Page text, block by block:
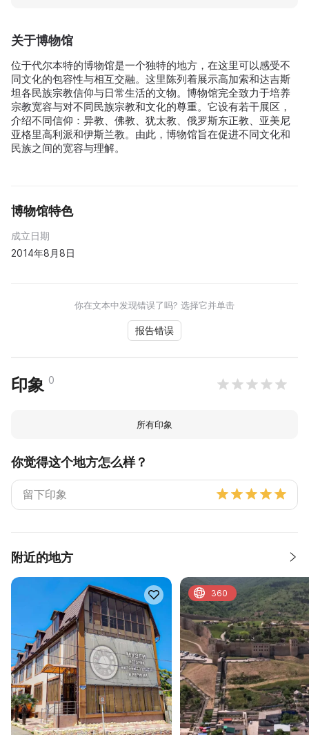
关于博物馆
位于代尔本特的博物馆是一个独特的地方，在这里可以感受不
同文化的包容性与相互交融。这里陈列着展示高加索和达吉斯
坦各民族宗教信仰与日常生活的文物。博物馆完全致力于培养
宗教宽容与对不同民族宗教和文化的尊重。它设有若干展区，
介绍不同信仰：异教、佛教、犹太教、俄罗斯东正教、亚美尼
亚格里高利派和伊斯兰教。由此，博物馆旨在促进不同文化和
民族之间的宽容与理解。
博物馆特色
成立日期
2014年8月8日
你在文本中发现错误了吗? 选择它并单击
报告错误
印象 0
所有印象
你觉得这个地方怎么样？
附近的地方
360